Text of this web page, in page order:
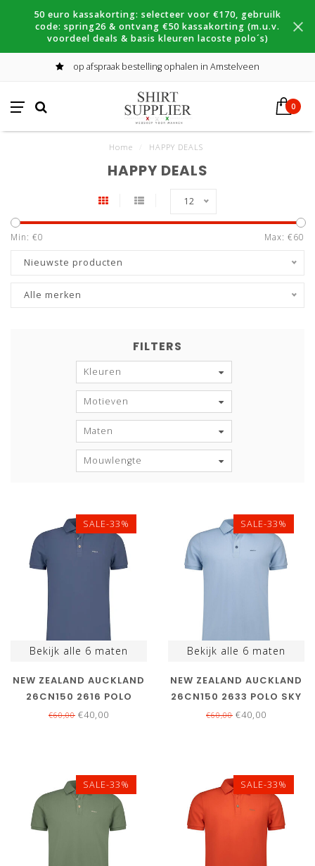
50 euro kassakorting: selecteer voor €170, gebruilk
code: spring26 & ontvang €50 kassakorting (m.u.v.
voordeel deals & basis kleuren lacoste polo´s)
op afspraak bestelling ophalen in Amstelveen
0
Home HAPPY DEALS
HAPPY DEALS
12
Min: €0 Max: €60
Nieuwste producten
Alle merken
FILTERS
Kleuren
Motieven
Maten
Mouwlengte
SALE-33%
Bekijk alle 6 maten
NEW ZEALAND AUCKLAND
26CN150 2616 POLO
NAVY BLUE DONKERBLAUW
€60,00 €40,00
SALE-33%
Bekijk alle 6 maten
NEW ZEALAND AUCKLAND
26CN150 2633 POLO SKY
BLUE LICHTBLAUW
€60,00 €40,00
SALE-33% SALE-33%